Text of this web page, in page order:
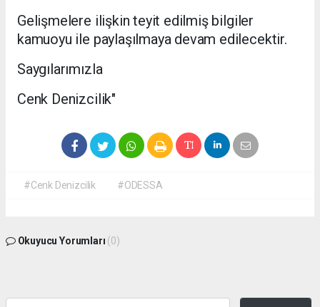
Gelişmelere ilişkin teyit edilmiş bilgiler
kamuoyu ile paylaşılmaya devam edilecektir.
Saygılarımızla
Cenk Denizcilik"
#Cenk Denizcilik #ODESSA
Okuyucu Yorumları (0)